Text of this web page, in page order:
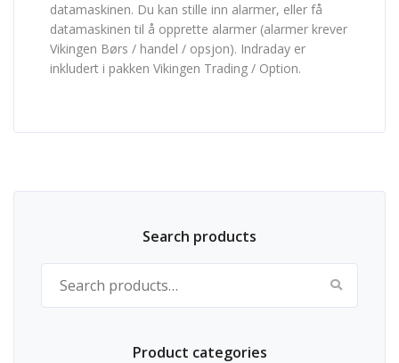
datamaskinen. Du kan stille inn alarmer, eller få
datamaskinen til å opprette alarmer (alarmer krever
Vikingen Børs / handel / opsjon). Indraday er
inkludert i pakken Vikingen Trading / Option.
Search products
Search for:
Product categories